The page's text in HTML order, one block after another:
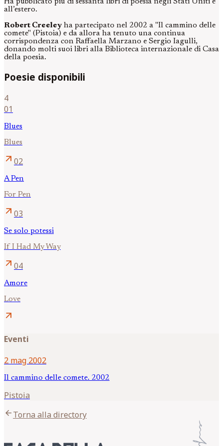
Ha pubblicato più di sessanta libri di poesia negli Stati Uniti e
all’estero.
Robert Creeleyha partecipato nel 2002 a "Il cammino delle
comete" (Pistoia) e da allora ha tenuto una continua
corrispondenza con Raffaella Marzano e Sergio Iagulli,
donando molti suoi libri alla Biblioteca internazionale di Casa
della poesia.
Poesie disponibili
4
01
Blues
Blues
arrow_outward 02
A Pen
For Pen
arrow_outward 03
Se solo potessi
If I Had My Way
arrow_outward 04
Amore
Love
arrow_outward
Eventi
2 mag 2002
Il cammino delle comete. 2002
Pistoia
arrow_backTorna alla directory